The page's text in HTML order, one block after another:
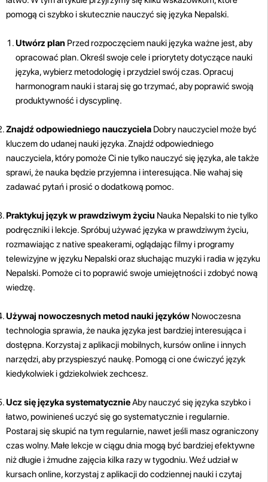
pomogą ci szybko i skutecznie nauczyć się języka Nepalski.
Utwórz plan Przed rozpoczęciem nauki języka ważne jest, aby
opracować plan. Określ swoje cele i priorytety dotyczące nauki
języka, wybierz metodologię i przydziel swój czas. Opracuj
harmonogram nauki i staraj się go trzymać, aby poprawić swoją
produktywność i dyscyplinę.
Znajdź odpowiedniego nauczyciela Dobry nauczyciel może być
kluczem do udanej nauki języka. Znajdź odpowiedniego
nauczyciela, który pomoże Ci nie tylko nauczyć się języka, ale także
sprawi, że nauka będzie przyjemna i interesująca. Nie wahaj się
zadawać pytań i prosić o dodatkową pomoc.
Praktykuj język w prawdziwym życiu Nauka Nepalski to nie tylko
podręczniki i lekcje. Spróbuj używać języka w prawdziwym życiu,
rozmawiając z native speakerami, oglądając filmy i programy
telewizyjne w języku Nepalski oraz słuchając muzyki i radia w języku
Nepalski. Pomoże ci to poprawić swoje umiejętności i zdobyć nową
wiedzę.
Używaj nowoczesnych metod nauki języków Nowoczesna
technologia sprawia, że nauka języka jest bardziej interesująca i
dostępna. Korzystaj z aplikacji mobilnych, kursów online i innych
narzędzi, aby przyspieszyć naukę. Pomogą ci one ćwiczyć język
kiedykolwiek i gdziekolwiek zechcesz.
Ucz się języka systematycznieAby nauczyć się języka szybko i
łatwo, powinieneś uczyć się go systematycznie i regularnie.
Postaraj się skupić na tym regularnie, nawet jeśli masz ograniczony
czas wolny. Małe lekcje w ciągu dnia mogą być bardziej efektywne
niż długie i żmudne zajęcia kilka razy w tygodniu. Weź udział w
kursach online, korzystaj z aplikacji do codziennej nauki i czytaj